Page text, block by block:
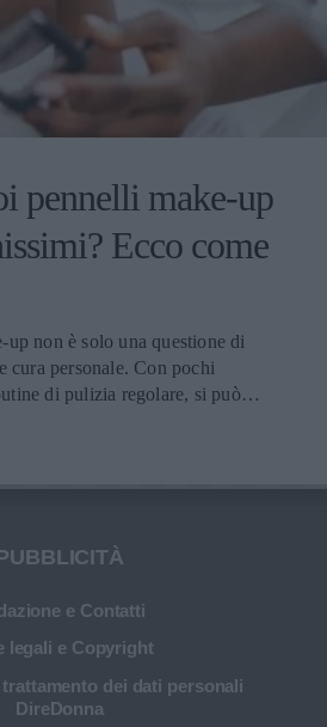
pennelli make-up
Ecco come
non è solo una questione di
cura personale. Con pochi
di pulizia regolare, si può
vita dei preziosi strumenti di
e Contatti
legali e Copyright
dei dati personali
DireDonna